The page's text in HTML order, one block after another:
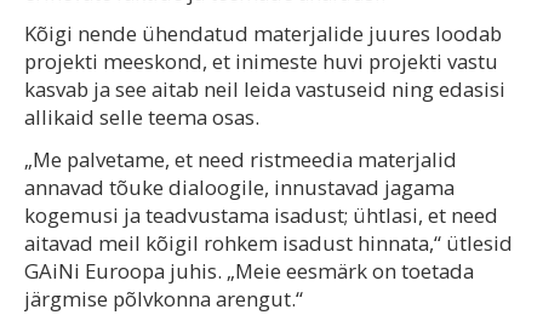
Kõigi nende ühendatud materjalide juures loodab
projekti meeskond, et inimeste huvi projekti vastu
kasvab ja see aitab neil leida vastuseid ning edasisi
allikaid selle teema osas.
„Me palvetame, et need ristmeedia materjalid
annavad tõuke dialoogile, innustavad jagama
kogemusi ja teadvustama isadust; ühtlasi, et need
aitavad meil kõigil rohkem isadust hinnata,“ ütlesid
GAiNi Euroopa juhis. „Meie eesmärk on toetada
järgmise põlvkonna arengut.“